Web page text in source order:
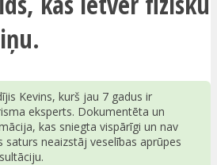
Kevins, kurš jau 7 gadus ir
eksperts. Dokumentēta un
kas sniegta vispārīgi un nav
saturs neaizstāj veselības aprūpes